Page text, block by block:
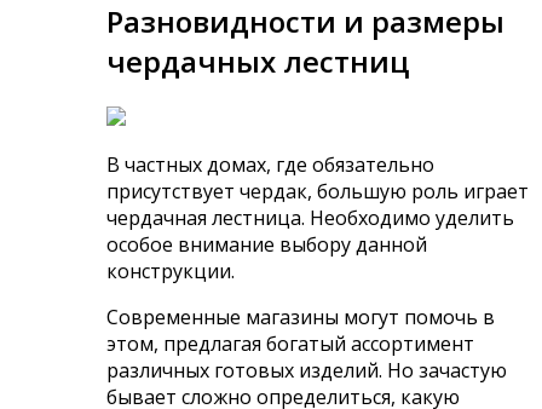
Разновидности и размеры
чердачных лестниц
В частных домах, где обязательно
присутствует чердак, большую роль играет
чердачная лестница. Необходимо уделить
особое внимание выбору данной
конструкции.
Современные магазины могут помочь в
этом, предлагая богатый ассортимент
различных готовых изделий. Но зачастую
бывает сложно определиться, какую